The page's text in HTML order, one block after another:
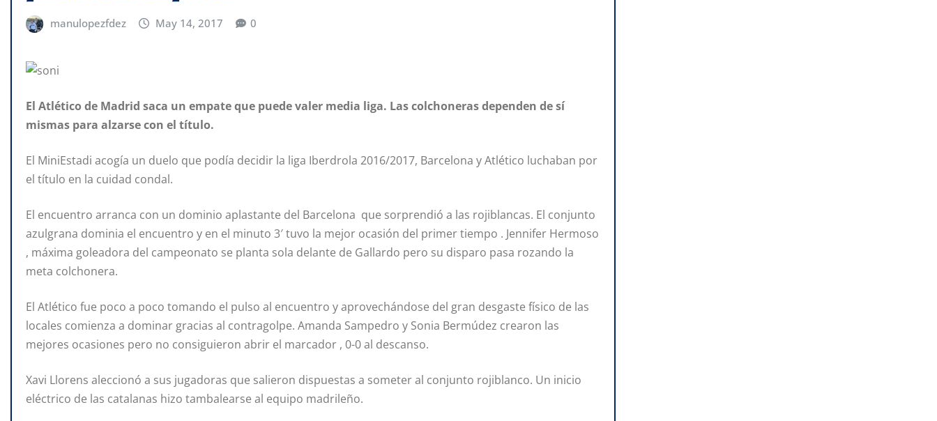
manulopezfdez May 14, 2017 0
El Atlético de Madrid saca un empate que puede valer media liga. Las colchoneras dependen de sí
mismas para alzarse con el título.
El MiniEstadi acogía un duelo que podía decidir la liga Iberdrola 2016/2017, Barcelona y Atlético luchaban por
el título en la cuidad condal.
El encuentro arranca con un dominio aplastante del Barcelona que sorprendió a las rojiblancas. El conjunto
azulgrana dominia el encuentro y en el minuto 3′ tuvo la mejor ocasión del primer tiempo . Jennifer Hermoso
, máxima goleadora del campeonato se planta sola delante de Gallardo pero su disparo pasa rozando la
meta colchonera.
El Atlético fue poco a poco tomando el pulso al encuentro y aprovechándose del gran desgaste físico de las
locales comienza a dominar gracias al contragolpe. Amanda Sampedro y Sonia Bermúdez crearon las
mejores ocasiones pero no consiguieron abrir el marcador , 0-0 al descanso.
Xavi Llorens aleccionó a sus jugadoras que salieron dispuestas a someter al conjunto rojiblanco. Un inicio
eléctrico de las catalanas hizo tambalearse al equipo madrileño.